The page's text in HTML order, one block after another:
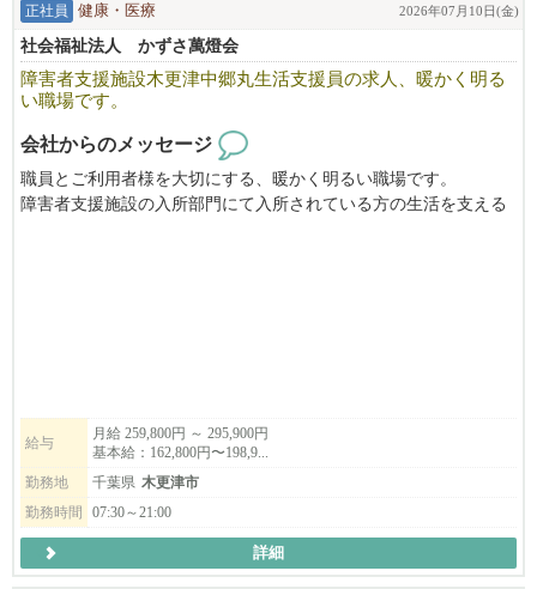
正社員 健康・医療 2026年07月10日(金)
社会福祉法人 かずさ萬燈会
障害者支援施設木更津中郷丸生活支援員の求人、暖かく明る
い職場です。
会社からのメッセージ
職員とご利用者様を大切にする、暖かく明るい職場です。
障害者支援施設の入所部門にて入所されている方の生活を支える
給与
月給 259,800円 ～ 295,900円
基本給：162,800円〜198,9...
勤務地
千葉県 木更津市
勤務時間
07:30～21:00
詳細